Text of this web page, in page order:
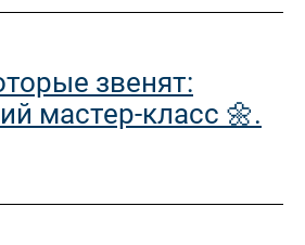
звенят:
мастер-класс 🌼.